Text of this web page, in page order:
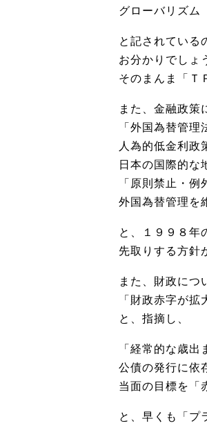
グローバリズム
と記されている
お分かりでしょ
そのまんま「Ｔ
また、金融政策
「外国為替管理
人為的低金利政
日本の国際的な
「原則禁止・
外国為替管理を
と、１９９８年
先取りする方針
また、財政につ
「財政赤字が
と、指摘し、
「経常的な歳出
公債の発行に依
当面の目標を「
と、早くも「プ